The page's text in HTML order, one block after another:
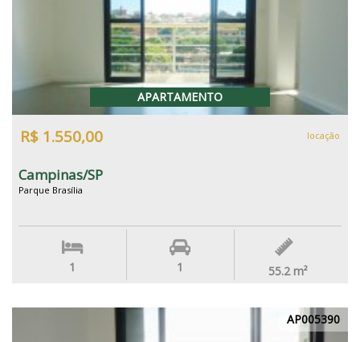
APARTAMENTO
R$ 1.550,00 locação
Campinas/SP
Parque Brasília
1 1 55.2 m²
AP005390